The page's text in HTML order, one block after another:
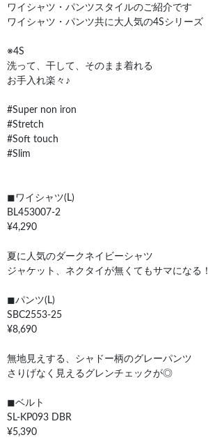
ワイシャツ・パンツスタイルのご紹介です
ワイシャツ・パンツ共に大人気の4Sシリーズ
※4S
洗って、干して、そのまま着れる
お手入れ楽々♪
#Super non iron
#Stretch
#Soft touch
#Slim
◼︎ワイシャツ(L)
BL453007-2
¥4,290
夏に人気のダークネイビーシャツ
ジャケット、ネクタイが無くてもサマになる！
◼︎パンツ(L)
SBC2553-25
¥8,690
無地見えする、シャドー柄のグレーパンツ
さりげなく見えるグレンチェックが◎
◼︎ベルト
SL-KP093 DBR
¥5,390